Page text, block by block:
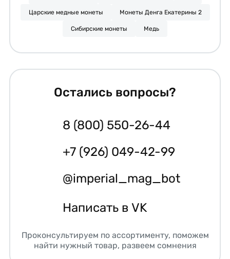
Царские медные монеты Монеты Денга Екатерины 2
Сибирские монеты Медь
Остались вопросы?
8 (800) 550-26-44
+7 (926) 049-42-99
@imperial_mag_bot
Написать в VK
Проконсультируем по ассортименту, поможем
найти нужный товар, развеем сомнения